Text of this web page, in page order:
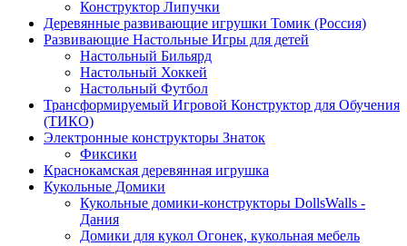
Конструктор Липучки
Деревянные развивающие игрушки Томик (Россия)
Развивающие Настольные Игры для детей
Настольный Бильярд
Настольный Хоккей
Настольный Футбол
Трансформируемый Игровой Конструктор для Обучения
(ТИКО)
Электронные конструкторы Знаток
Фиксики
Краснокамская деревянная игрушка
Кукольные Домики
Кукольные домики-конструкторы DollsWalls -
Дания
Домики для кукол Огонек, кукольная мебель